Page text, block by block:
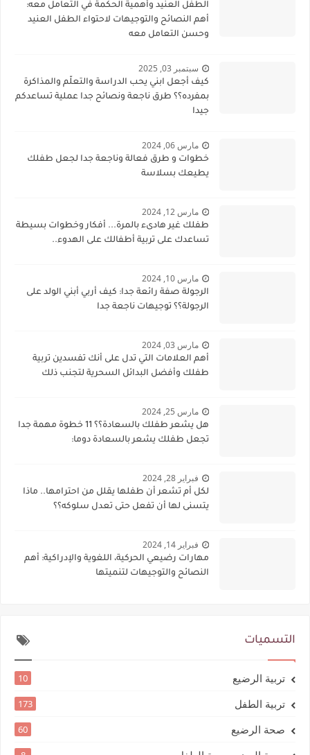
الطفل العنيد وأهمية الحكمة في التعامل معه:
أهم النصائح والتوجيهات لاحتواء الطفل العنيد
وحسن التعامل معه
سبتمبر 03, 2025
كيف أجعل ابني يحب الدراسة والتعلّم والمذاكرة
بمفرده؟؟ طرق ناجعة ونصائح جدا عملية تساعدكم
جيدا
مارس 06, 2024
خطوات و طرق فعالة وناجعة جدا لجعل طفلك
يطيعك بسلاسة
مارس 12, 2024
طفلك غير هادىء بالمرة... أفكار وخطوات بسيطة
تساعدك على تربية أطفالك على الهدوء..
مارس 10, 2024
الرجولة صفة رائعة جدا: كيف أربي أبني الولد على
الرجولة؟؟ توجيهات ناجعة جدا
مارس 03, 2024
أهم العلامات التي تدل على أنك تفسدين تربية
طفلك وأفضل البدائل السحرية لتجنب ذلك
مارس 25, 2024
هل يشعر طفلك بالسعادة؟؟ 11 خطوة مهمة جدا
تجعل طفلك يشعر بالسعادة دوما:
فبراير 28, 2024
لكل أم تشعر أن طفلها يقلل من احترامها.. ماذا
يتسنى لها أن تفعل حتى تعدل سلوكه؟؟
فبراير 14, 2024
مهارات رضيعي الحركية، اللغوية والإدراكية: أهم
النصائح والتوجيهات لتنميتها
التسميات
تربية الرضيع 10
تربية الطفل 173
صحة الرضيع 60